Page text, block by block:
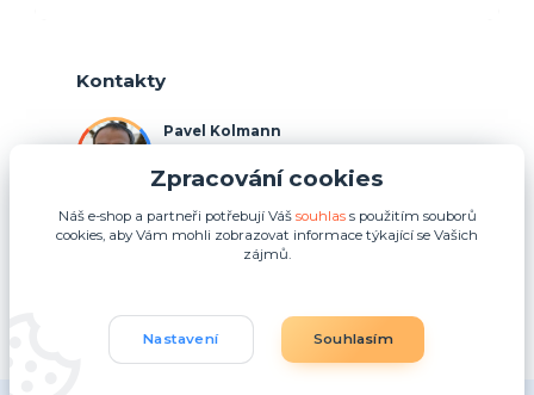
Kontakty
Pavel Kolmann
(Po-Ne, 8:00-17:00 hod.)
p.kolmann@coolplays.cz
Zpracování cookies
Náš e-shop a partneři potřebují Váš souhlass použitím souborů
cookies, aby Vám mohli zobrazovat informace týkající se Vašich
zájmů.
Nastavení Souhlasím